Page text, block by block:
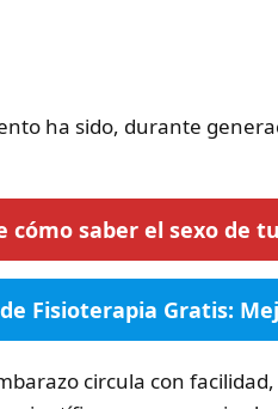
ha sido, durante
cómo saber el sexo de
Fisioterapia Gratis:
circula con